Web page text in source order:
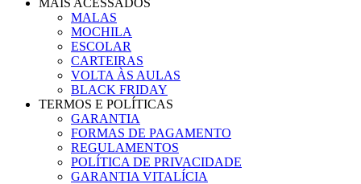
MALAS
MOCHILA
ESCOLAR
CARTEIRAS
VOLTA ÀS AULAS
BLACK FRIDAY
TERMOS E POLÍTICAS
GARANTIA
FORMAS DE PAGAMENTO
REGULAMENTOS
POLÍTICA DE PRIVACIDADE
GARANTIA VITALÍCIA